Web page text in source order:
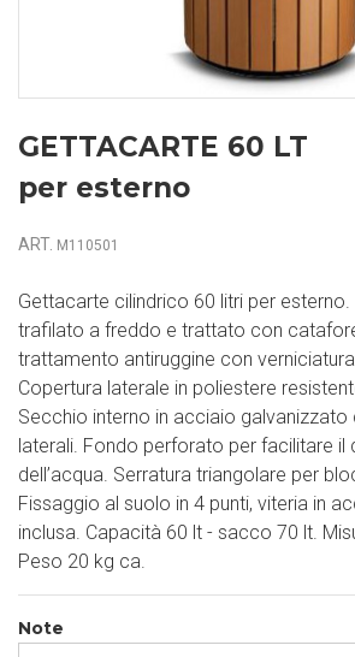
GETTACARTE 60 LT
per esterno
ART. M110501
Gettacarte cilindrico 60 litri per
trafilato a freddo e trattato con
trattamento antiruggine con
Copertura laterale in poliestere
Secchio interno in acciaio galvanizzato
laterali. Fondo perforato per facilitare il
dell’acqua. Serratura triangolare per
Fissaggio al suolo in 4 punti, viteria in
inclusa. Capacità 60 lt - sacco 70 lt.
Peso 20 kg ca.
Note